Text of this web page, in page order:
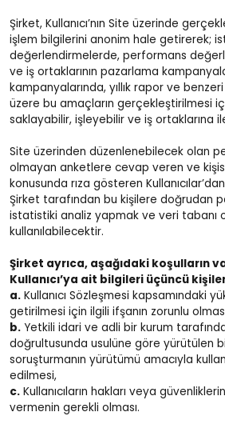
Şirket, Kullanıcı’nın Site üzerinde
işlem bilgilerini anonim hale getirerek;
değerlendirmelerde, performans
ve iş ortaklarının pazarlama
kampanyalarında, yıllık rapor ve
üzere bu amaçların gerçekleştirilmesi
saklayabilir, işleyebilir ve iş ortaklarına
Site üzerinden düzenlenebilecek olan
olmayan anketlere cevap veren ve
konusunda rıza gösteren
Şirket tarafından bu kişilere doğrudan
istatistiki analiz yapmak ve veri tabanı
kullanılabilecektir.
Şirket ayrıca, aşağıdaki koşulların
Kullanıcı’ya ait bilgileri üçüncü
a. Kullanıcı Sözleşmesi kapsamındaki
getirilmesi için ilgili ifşanın zorunlu
b. Yetkili idari ve adli bir kurum
doğrultusunda usulüne göre yürütülen
soruşturmanın yürütümü amacıyla
edilmesi,
c. Kullanıcıların hakları veya
vermenin gerekli olması.